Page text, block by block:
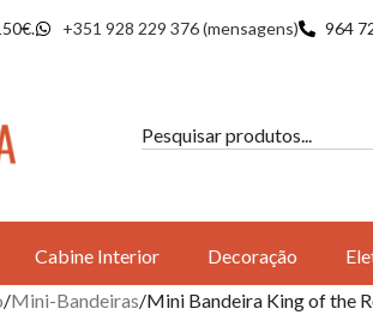
+351 928 229 376 (mensagens) 964
Cabine Interior Decoração
Mini-Bandeiras Mini Bandeira King of the